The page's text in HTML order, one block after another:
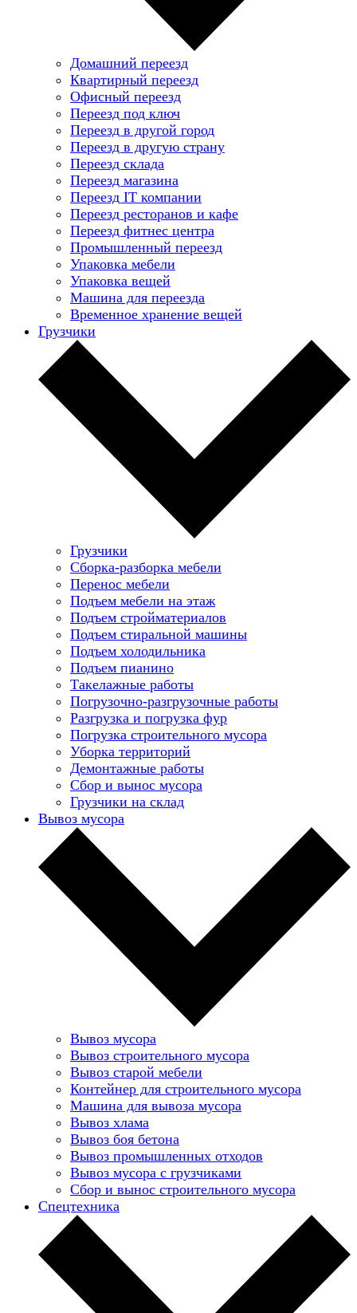
Домашний переезд
Квартирный переезд
Офисный переезд
Переезд под ключ
Переезд в другой город
Переезд в другую страну
Переезд склада
Переезд магазина
Переезд IT компании
Переезд ресторанов и кафе
Переезд фитнес центра
Промышленный переезд
Упаковка мебели
Упаковка вещей
Машина для переезда
Временное хранение вещей
Грузчики
Грузчики
Сборка-разборка мебели
Перенос мебели
Подъем мебели на этаж
Подъем стройматериалов
Подъем стиральной машины
Подъем холодильника
Подъем пианино
Такелажные работы
Погрузочно-разгрузочные работы
Разгрузка и погрузка фур
Погрузка строительного мусора
Уборка территорий
Демонтажные работы
Сбор и вынос мусора
Грузчики на склад
Вывоз мусора
Вывоз мусора
Вывоз строительного мусора
Вывоз старой мебели
Контейнер для строительного мусора
Машина для вывоза мусора
Вывоз хлама
Вывоз боя бетона
Вывоз промышленных отходов
Вывоз мусора с грузчиками
Сбор и вынос строительного мусора
Спецтехника